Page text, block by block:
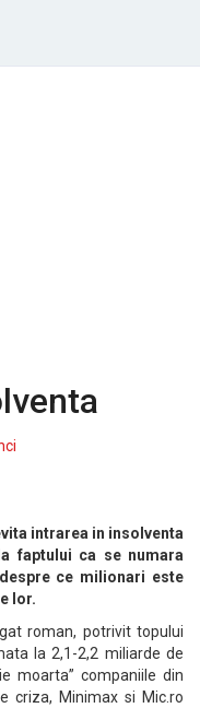
intrarea in insolventa
faptului ca se numara
ce milionari este
lor.
roman, potrivit topului
la 2,1-2,2 miliarde de
moarta” companiile din
criza, Minimax si Mic.ro